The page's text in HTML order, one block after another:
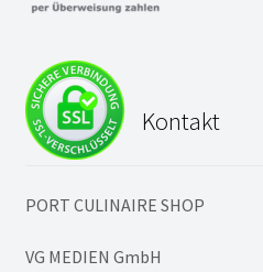
Kontakt
PORT CULINAIRE SHOP
VG MEDIEN GmbH